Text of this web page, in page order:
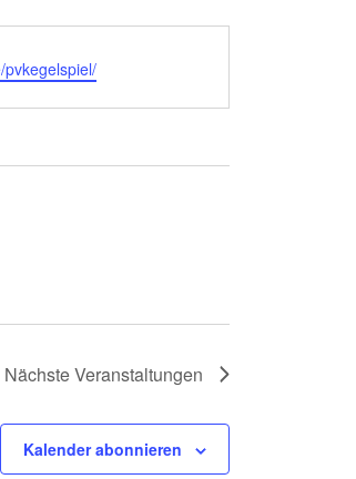
NächsteVeranstaltungen
Kalender abonnieren